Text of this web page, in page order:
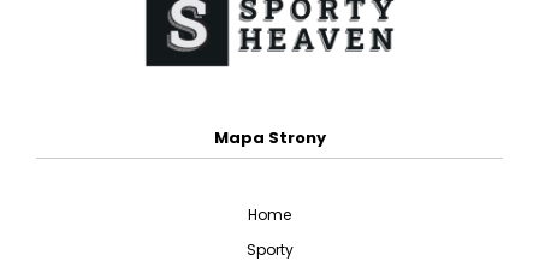
Mapa Strony
Home
Sporty